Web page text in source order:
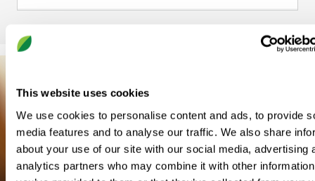
This website uses cookies
We use cookies to personalise content and ads, to provide
media features and to analyse our traffic. We also share
about your use of our site with our social media, advertising
analytics partners who may combine it with other